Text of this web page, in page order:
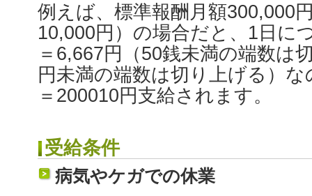
例えば、標準報酬月額300,000
10,000円）の場合だと、1日に
＝6,667円（50銭未満の端数は
円未満の端数は切り上げる）
＝200010円支給されます。
受給条件
病気やケガでの休業